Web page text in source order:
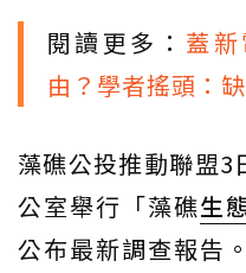
閱讀更多： 蓋
由？學者搖頭：
藻礁公投推動聯盟3
公室舉行「藻礁生
公布最新調查報告